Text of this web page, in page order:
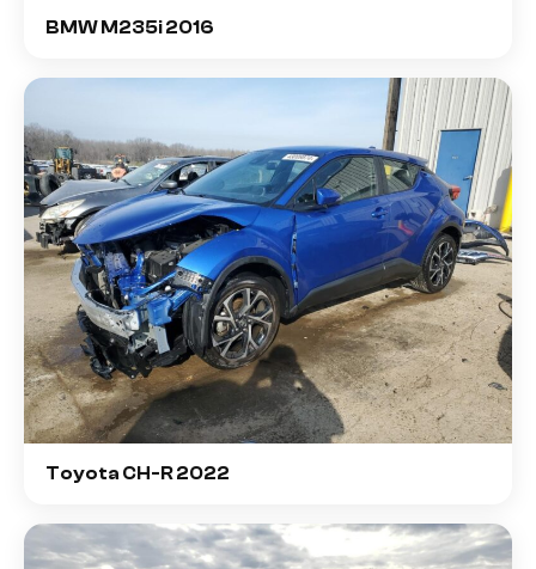
BMW M235i 2016
Toyota CH-R 2022